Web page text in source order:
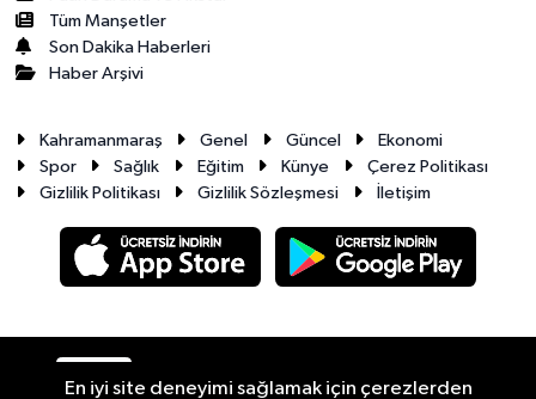
Tüm Manşetler
Son Dakika Haberleri
Haber Arşivi
Kahramanmaraş Genel Güncel
Ekonomi
Spor
Sağlık Eğitim Künye
Çerez Politikası
Gizlilik Politikası
Gizlilik Sözleşmesi İletişim
En iyi site deneyimi sağlamak için çerezlerden